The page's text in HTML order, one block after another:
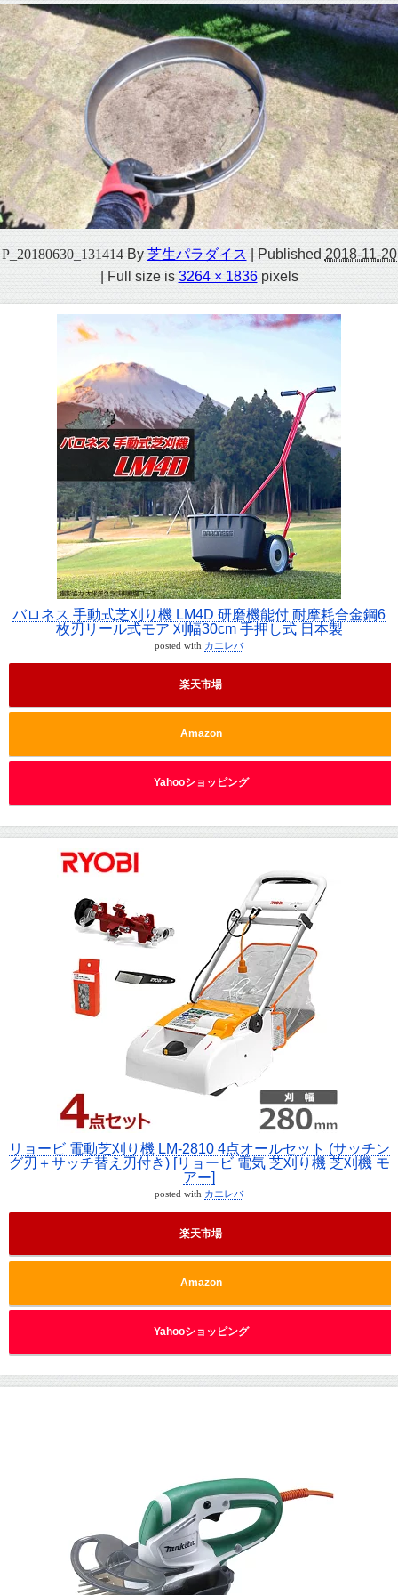
P_20180630_131414 By 芝生パラダイス Published 2018-11-20
| Full size is3264 × 1836pixels
バロネス 手動式芝刈り機 LM4D 研磨機能付 耐摩耗合金鋼6
枚刃リール式モア 刈幅30cm 手押し式 日本製
posted with カエレバ
楽天市場
Amazon
Yahooショッピング
リョービ 電動芝刈り機 LM-2810 4点オールセット (サッチン
グ刃＋サッチ替え刃付き) [リョービ 電気 芝刈り機 芝刈機 モ
アー]
posted with カエレバ
楽天市場
Amazon
Yahooショッピング